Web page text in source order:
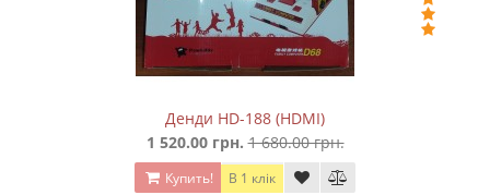
Денди HD-188 (HDMI)
1 520.00 грн. 1 680.00 грн.
Купить! В 1 клік